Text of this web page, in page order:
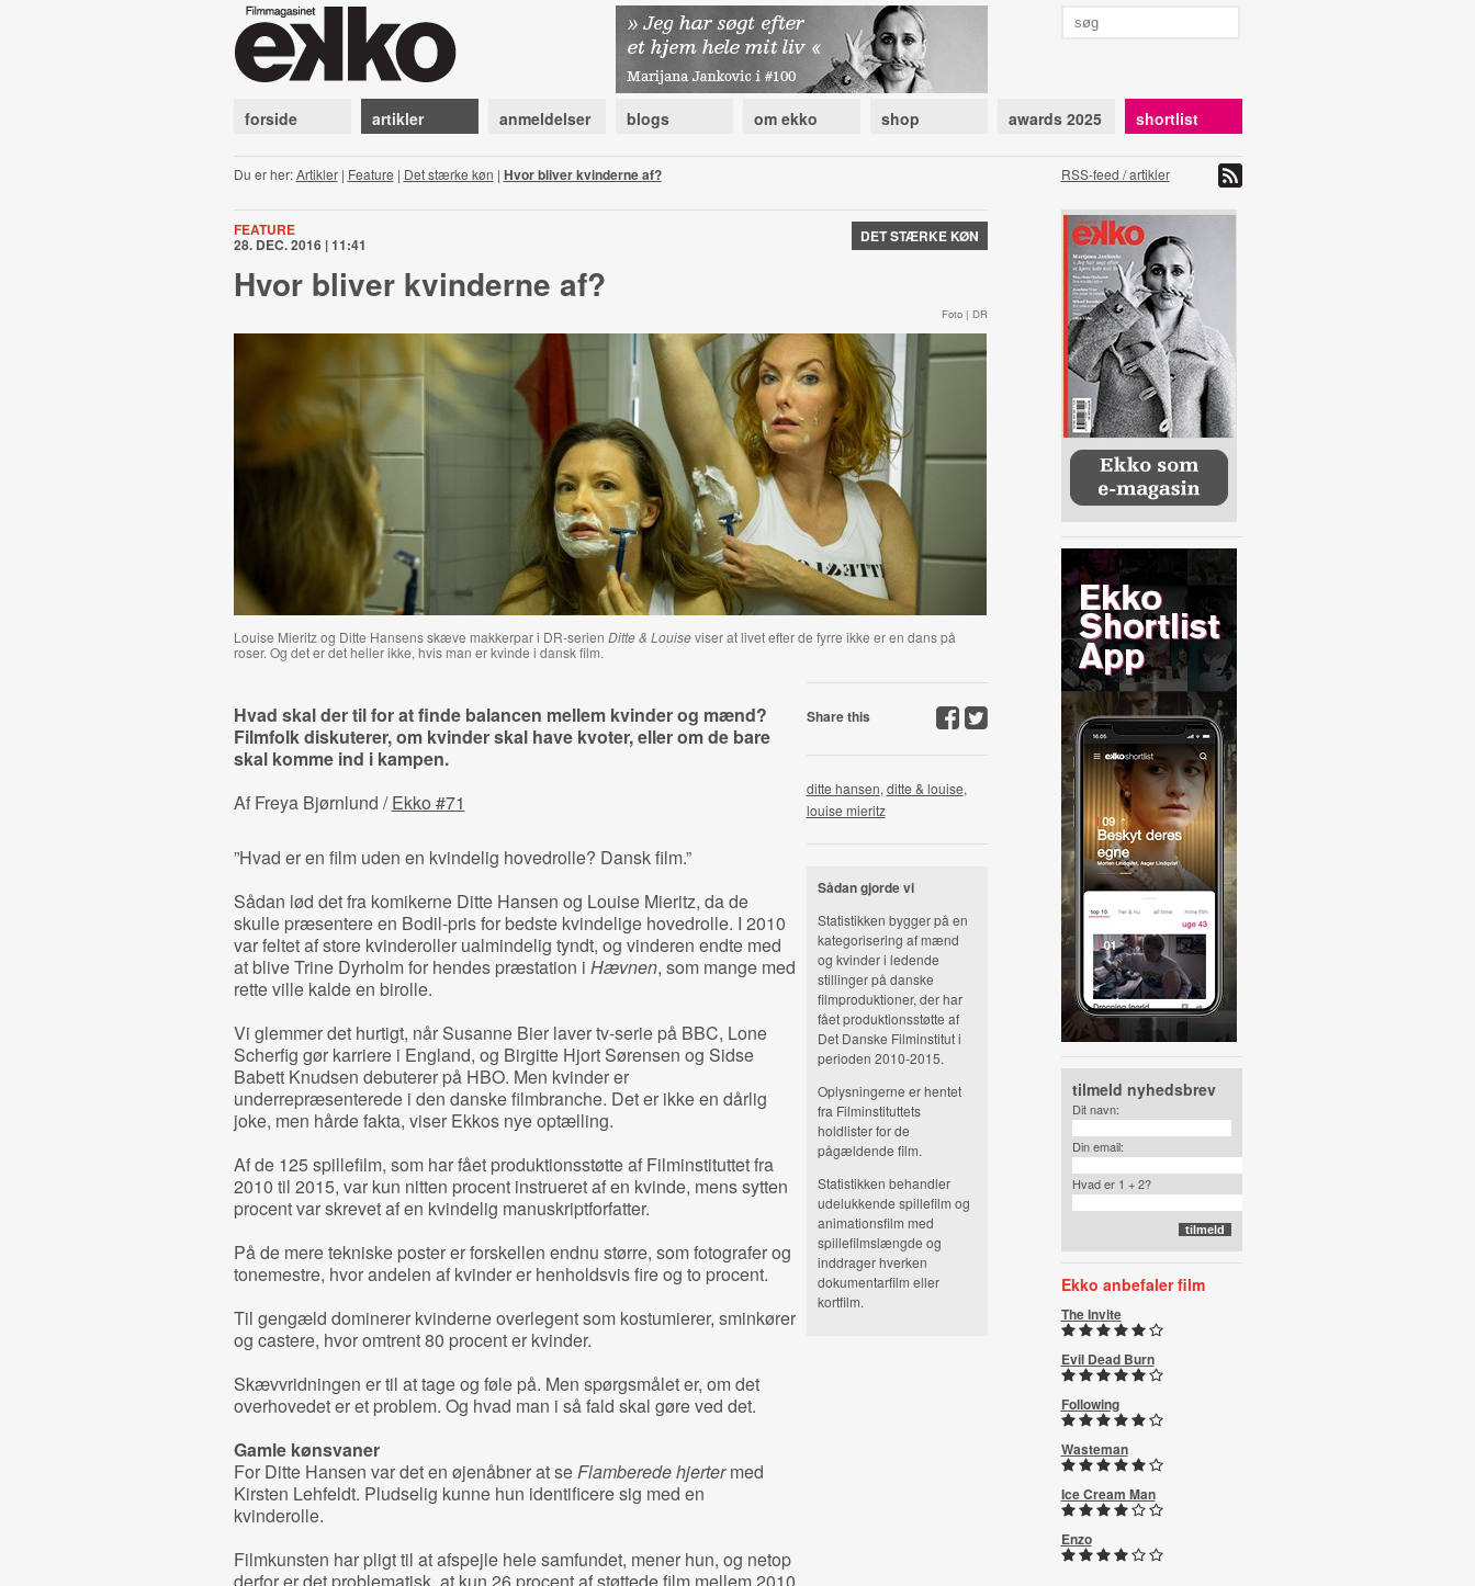
forside artikler anmeldelser blogs om ekko shop awards 2025 shortlist
Du er her:Artikler| Feature | Det stærke køn | Hvor bliver kvinderne af? RSS-feed / artikler
DET STÆRKE KØN
FEATURE
28. DEC. 2016 | 11:41
Hvor bliver kvinderne af?
Foto | DR
Louise Mieritz og Ditte Hansens skæve makkerpar i DR-serien Ditte & Louiseviser at livet efter de fyrre ikke er en dans på
roser. Og det er det heller ikke, hvis man er kvinde i dansk film.
Hvad skal der til for at finde balancen mellem kvinder og mænd?
Filmfolk diskuterer, om kvinder skal have kvoter, eller om de bare
skal komme ind i kampen.
Af Freya Bjørnlund /Ekko #71
”Hvad er en film uden en kvindelig hovedrolle? Dansk film.”
Sådan lød det fra komikerne Ditte Hansen og Louise Mieritz, da de
skulle præsentere en Bodil-pris for bedste kvindelige hovedrolle. I 2010
var feltet af store kvinderoller ualmindelig tyndt, og vinderen endte med
at blive Trine Dyrholm for hendes præstation i Hævnen, som mange med
rette ville kalde en birolle.
Vi glemmer det hurtigt, når Susanne Bier laver tv-serie på BBC, Lone
Scherfig gør karriere i England, og Birgitte Hjort Sørensen og Sidse
Babett Knudsen debuterer på HBO. Men kvinder er
underrepræsenterede i den danske filmbranche. Det er ikke en dårlig
joke, men hårde fakta, viser Ekkos nye optælling.
Af de 125 spillefilm, som har fået produktionsstøtte af Filminstituttet fra
2010 til 2015, var kun nitten procent instrueret af en kvinde, mens sytten
procent var skrevet af en kvindelig manuskriptforfatter.
På de mere tekniske poster er forskellen endnu større, som fotografer og
tonemestre, hvor andelen af kvinder er henholdsvis fire og to procent.
Til gengæld dominerer kvinderne overlegent som kostumierer, sminkører
og castere, hvor omtrent 80 procent er kvinder.
Skævvridningen er til at tage og føle på. Men spørgsmålet er, om det
overhovedet er et problem. Og hvad man i så fald skal gøre ved det.
Gamle kønsvaner
For Ditte Hansen var det en øjenåbner at seFlamberede hjertermed
Kirsten Lehfeldt. Pludselig kunne hun identificere sig med en
kvinderolle.
Filmkunsten har pligt til at afspejle hele samfundet, mener hun, og netop
Share this
ditte hansen, ditte & louise,
louise mieritz
Sådan gjorde vi
Statistikken bygger på en
kategorisering af mænd
og kvinder i ledende
stillinger på danske
filmproduktioner, der har
fået produktionsstøtte af
Det Danske Filminstitut i
perioden 2010-2015.
Oplysningerne er hentet
fra Filminstituttets
holdlister for de
pågældende film.
Statistikken behandler
udelukkende spillefilm og
animationsfilm med
spillefilmslængde og
inddrager hverken
dokumentarfilm eller
kortfilm.
tilmeld nyhedsbrev
Dit navn:
Din email:
Hvad er 1 + 2?
Ekko anbefaler film
The Invite
Evil Dead Burn
Following
Wasteman
Ice Cream Man
Enzo